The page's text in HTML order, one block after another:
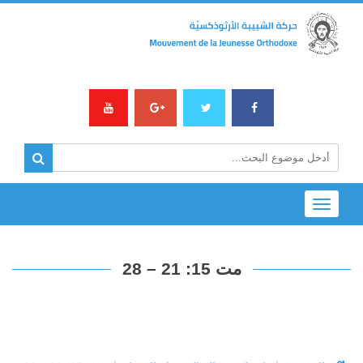
Toggle
navigation
مت 15: 21 – 28